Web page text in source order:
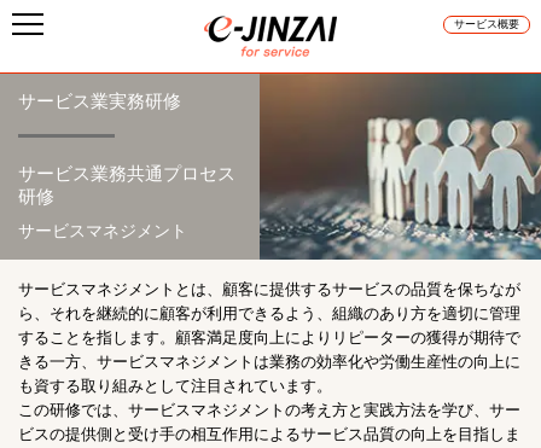
サービス概要
サービス業実務研修
サービス業務共通プロセス
研修
サービスマネジメント
サービスマネジメントとは、顧客に提供するサービスの品質を保ちなが
ら、それを継続的に顧客が利用できるよう、組織のあり方を適切に管理
することを指します。顧客満足度向上によりリピーターの獲得が期待で
きる一方、サービスマネジメントは業務の効率化や労働生産性の向上に
も資する取り組みとして注目されています。
この研修では、サービスマネジメントの考え方と実践方法を学び、サー
ビスの提供側と受け手の相互作用によるサービス品質の向上を目指しま